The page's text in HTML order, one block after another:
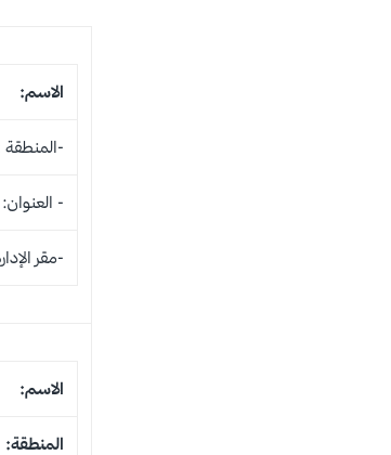
الاسم:
-المنطقة
- العنوان:
-مقر
الاسم:
المنطقة: